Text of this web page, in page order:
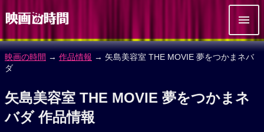
映画の時間 → 作品情報 → 矢島美容室 THE MOVIE 夢をつかまネバ
ダ
矢島美容室 THE MOVIE 夢をつかまネ
バダ 作品情報